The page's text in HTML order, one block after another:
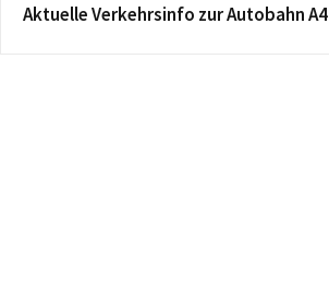
Aktuelle Verkehrsinfo zur Autobahn A4